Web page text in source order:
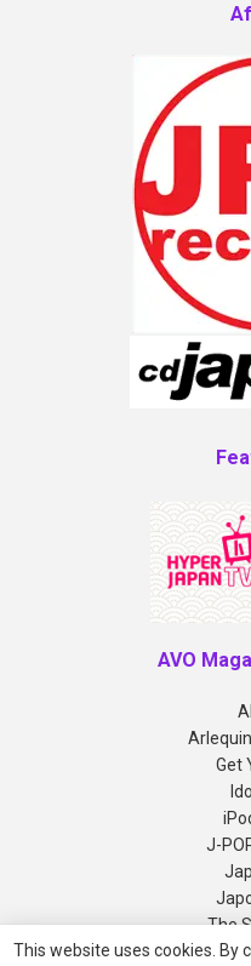
AVO
Get
J-
The
This website uses cookies. By